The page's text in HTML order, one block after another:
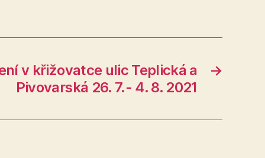
→
v křižovatce ulic Teplická a
Pivovarská 26. 7.- 4. 8. 2021